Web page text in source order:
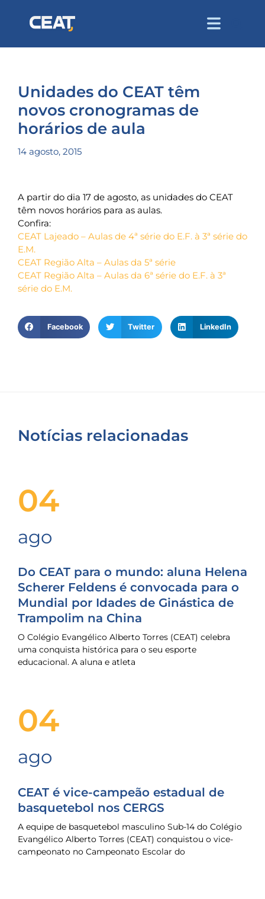
Unidades do CEAT têm
novos cronogramas de
horários de aula
14 agosto, 2015
A partir do dia 17 de agosto, as unidades do CEAT
têm novos horários para as aulas.
Confira:
CEAT Lajeado – Aulas de 4ª série do E.F. à 3ª série do
E.M.
CEAT Região Alta – Aulas da 5ª série
CEAT Região Alta – Aulas da 6ª série do E.F. à 3ª
série do E.M.
Facebook Twitter LinkedIn
Notícias relacionadas
04
ago
Do CEAT para o mundo: aluna Helena
Scherer Feldens é convocada para o
Mundial por Idades de Ginástica de
Trampolim na China
O Colégio Evangélico Alberto Torres (CEAT) celebra
uma conquista histórica para o seu esporte
educacional. A aluna e atleta
04
ago
CEAT é vice-campeão estadual de
basquetebol nos CERGS
A equipe de basquetebol masculino Sub-14 do Colégio
Evangélico Alberto Torres (CEAT) conquistou o vice-
campeonato no Campeonato Escolar do